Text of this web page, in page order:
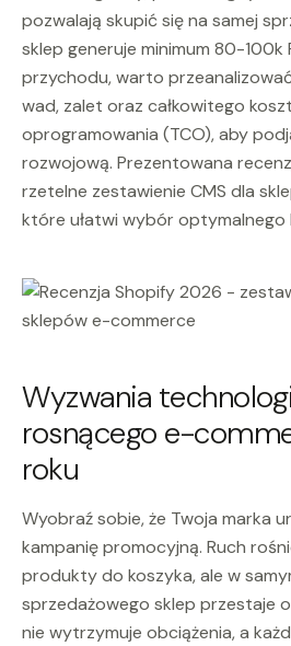
pozwalają skupić się na samej
sklep generuje minimum 80-100k
przychodu, warto
wad, zalet oraz całkowitego
oprogramowania (TCO), aby
rozwojową. Prezentowana
rzetelne zestawienie CMS dla
które ułatwi wybór optymalnego
Wyzwania
rosnącego e-
roku
Wyobraź sobie, że Twoja marka
kampanię promocyjną. Ruch
produkty do koszyka, ale w
sprzedażowego sklep przestaje
nie wytrzymuje obciążenia, a